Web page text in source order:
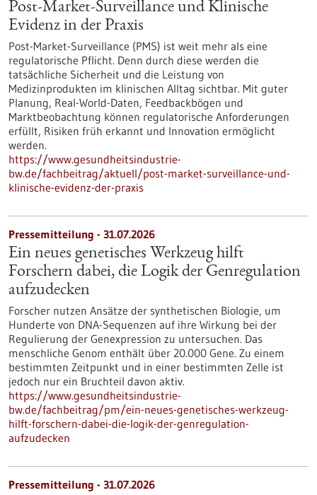
Post-Market-Surveillance und Klinische
Evidenz in der Praxis
Post-Market-Surveillance (PMS) ist weit mehr als eine
regulatorische Pflicht. Denn durch diese werden die
tatsächliche Sicherheit und die Leistung von
Medizinprodukten im klinischen Alltag sichtbar. Mit guter
Planung, Real-World-Daten, Feedbackbögen und
Marktbeobachtung können regulatorische Anforderungen
erfüllt, Risiken früh erkannt und Innovation ermöglicht
werden.
https://www.gesundheitsindustrie-
bw.de/fachbeitrag/aktuell/post-market-surveillance-und-
klinische-evidenz-der-praxis
Pressemitteilung - 31.07.2026
Ein neues genetisches Werkzeug hilft
Forschern dabei, die Logik der Genregulation
aufzudecken
Forscher nutzen Ansätze der synthetischen Biologie, um
Hunderte von DNA-Sequenzen auf ihre Wirkung bei der
Regulierung der Genexpression zu untersuchen. Das
menschliche Genom enthält über 20.000 Gene. Zu einem
bestimmten Zeitpunkt und in einer bestimmten Zelle ist
jedoch nur ein Bruchteil davon aktiv.
https://www.gesundheitsindustrie-
bw.de/fachbeitrag/pm/ein-neues-genetisches-werkzeug-
hilft-forschern-dabei-die-logik-der-genregulation-
aufzudecken
Pressemitteilung - 31.07.2026